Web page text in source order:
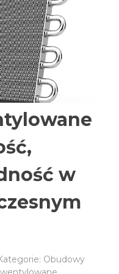
w
Obudowy